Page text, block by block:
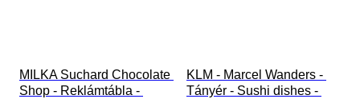
MILKA Suchard Chocolate
Shop - Reklámtábla -
KLM - Marcel Wanders -
Tányér - Sushi dishes -